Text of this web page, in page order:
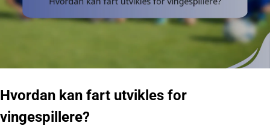
Hvordan kan fart utvikles for
vingespillere?